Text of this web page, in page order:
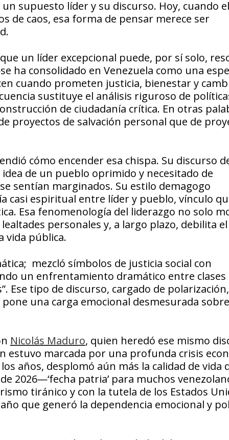
supuesto líder y su discurso. Hoy, cuando
de caos, esa forma de pensar merece ser
un líder excepcional puede, por sí solo,
ha consolidado en Venezuela como una
cuando prometen justicia, bienestar y
sustituye el análisis riguroso de
de ciudadanía crítica. En otras
proyectos de salvación personal que de
cómo encender esa chispa. Su discurso
de un pueblo oprimido y necesitado de
sentían marginados. Su estilo demagogo
casi espiritual entre líder y pueblo, vínculo
Esa fenomenología del liderazgo no solo
personales y, a largo plazo, debilita
vida pública.
mezcló símbolos de justicia social con
un enfrentamiento dramático entre clases
Ese tipo de discurso, cargado de
una carga emocional desmesurada
Nicolás Maduro, quien heredó ese mismo
estuvo marcada por una profunda crisis
años, desplomó aún más la calidad de vida
2026—‘fecha patria’ para muchos
tiránico y con la tutela de los Estados
que generó la dependencia emocional y